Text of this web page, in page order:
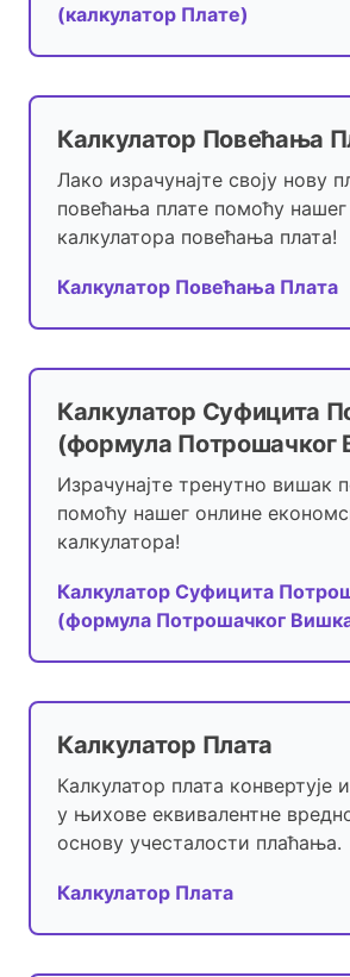
(калкулатор Плате)
Калкулатор Повећања
Лако израчунајте своју нову
повећања плате помоћу
калкулатора повећања плата!
Калкулатор Повећања Плата
Калкулатор Суфицита
(формула Потрошачког
Израчунајте тренутно вишак
помоћу нашег онлине
калкулатора!
Калкулатор Суфицита
(формула Потрошачког
Калкулатор Плата
Калкулатор плата конвертује
у њихове еквивалентне
основу учесталости плаћања.
Калкулатор Плата